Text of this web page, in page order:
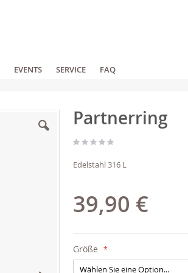
EVENTS SERVICE FAQ
Partnerring
Edelstahl 316 L
39,90 €
Größe